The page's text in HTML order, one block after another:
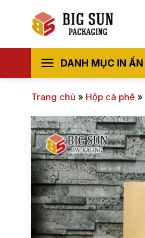
dung
DANH MỤC IN ẤN
Trang chủ » Hộp cà phê »